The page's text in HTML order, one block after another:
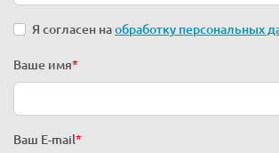
Я согласен наобработку персональных
Ваше имя*
Ваш E-mail *